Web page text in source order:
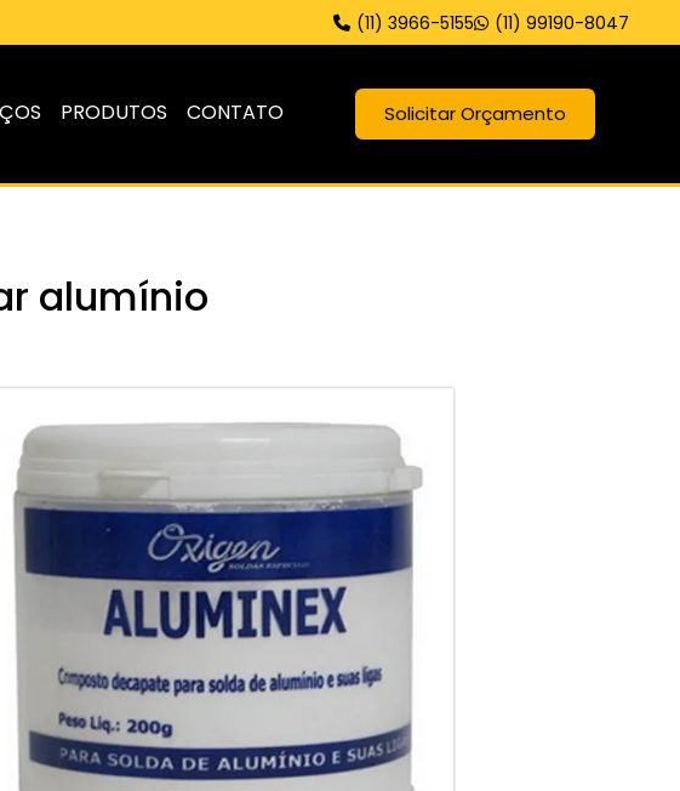
(11) 3966-5155 (11) 99190-8047
PRODUTOS CONTATO Solicitar Orçamento
alumínio